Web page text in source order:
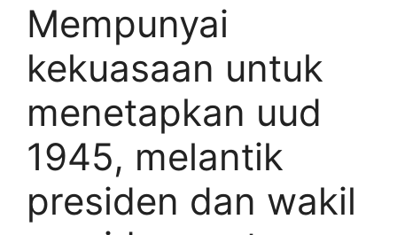
Mempunyai
kekuasaan untuk
menetapkan uud
1945, melantik
presiden dan wakil